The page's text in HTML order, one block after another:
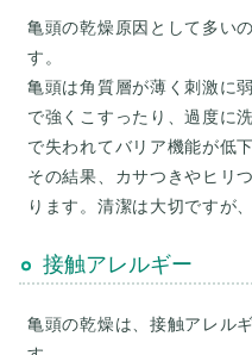
亀頭の乾燥原因として多い
す。
亀頭は角質層が薄く刺激に
で強くこすったり、過度に
で失われてバリア機能が低下
その結果、カサつきやヒリ
接触アレルギー
亀頭の乾燥は、接触アレル